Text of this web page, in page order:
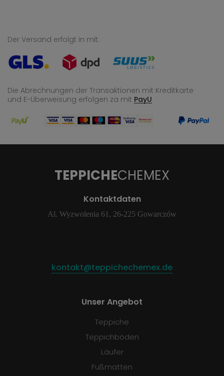
Der Versand erfolgt in mit:
Die Abrechnungen der Transaktionen mit Kreditkarte
und E-Überweisung erfolgen za mit PayU
TEPPICHECHEMEX
Kontaktdaten
Al. Wyzwolenia 61, 26-225 Gowarczów
kontakt@teppichechemex.de
Unser Angebot
Teppiche
Teppichböden
Läufer
Fußmatten